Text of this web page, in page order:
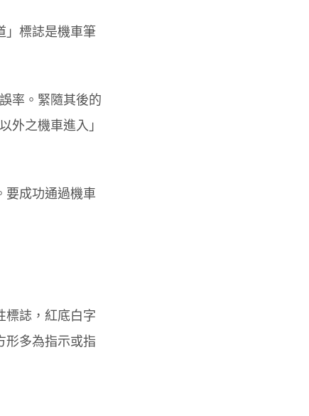
」標誌是機車筆
率。緊隨其後的
外之機車進入」
要成功通過機車
標誌，紅底白字
形多為指示或指